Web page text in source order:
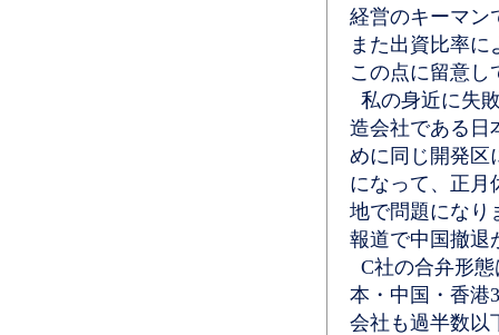
経営のキーマン
また出資比率
この点に留意し
私の身近に失
造会社である日
めに同じ開発区
になって、正月
地で問題になり
報道で中国撤退
C社の合弁形
本・中国・香港
会社も過半数以